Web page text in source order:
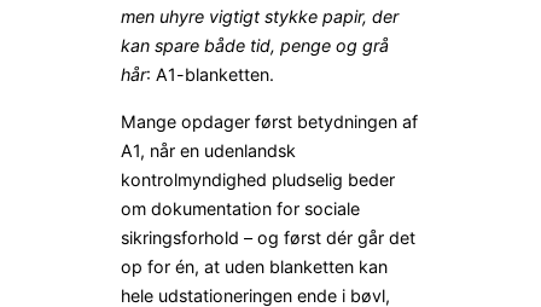
men uhyre vigtigt stykke papir, der
kan spare både tid, penge og grå
hår: A1-blanketten.
Mange opdager først betydningen af
A1, når en udenlandsk
kontrolmyndighed pludselig beder
om dokumentation for sociale
sikringsforhold – og først dér går det
op for én, at uden blanketten kan
hele udstationeringen ende i bøvl,